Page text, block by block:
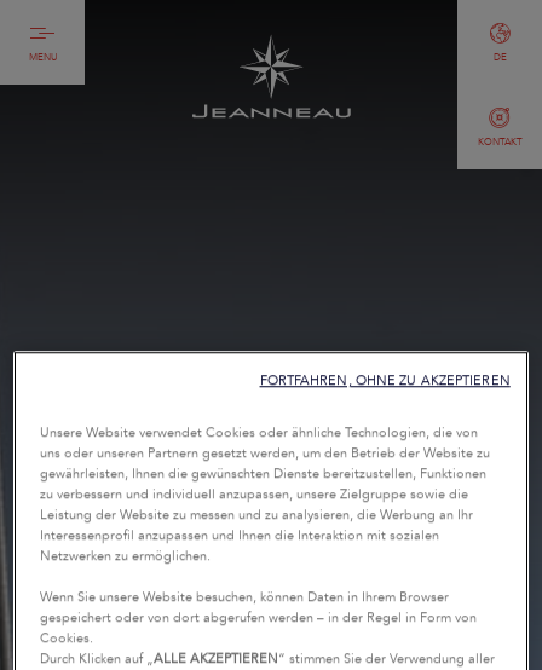
MENU
KONTAKT
DE
Unsere Website verwendet Cookies oder ähnliche Technologien, die von
uns oder unseren Partnern gesetzt werden, um den Betrieb der Website zu
gewährleisten, Ihnen die gewünschten Dienste bereitzustellen, Funktionen
zu verbessern und individuell anzupassen, unsere Zielgruppe sowie die
Leistung der Website zu messen und zu analysieren, die Werbung an Ihr
Interessenprofil anzupassen und Ihnen die Interaktion mit sozialen
Netzwerken zu ermöglichen.
Wenn Sie unsere Website besuchen, können Daten in Ihrem Browser
gespeichert oder von dort abgerufen werden – in der Regel in Form von
Cookies.
Durch Klicken auf „ALLE AKZEPTIEREN“ stimmen Sie der Verwendung aller
FORTFAHREN, OHNE ZU AKZEPTIEREN